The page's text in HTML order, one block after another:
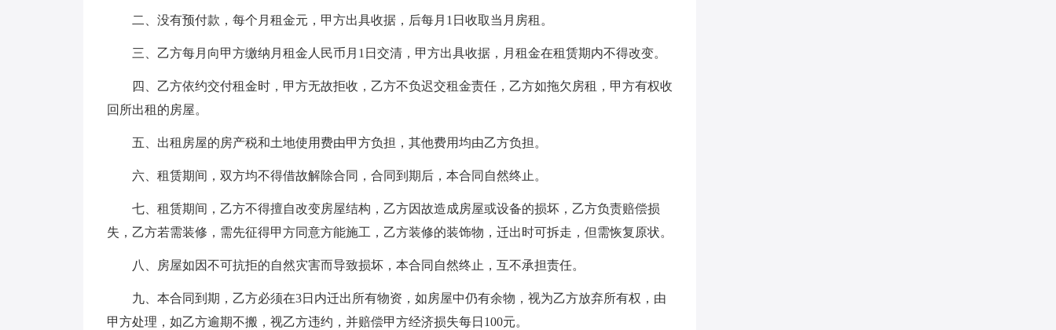
二、没有预付款，每个月租金元，甲方出具收据，后每月1日收取当月房租。
三、乙方每月向甲方缴纳月租金人民币月1日交清，甲方出具收据，月租金在租赁期内不得改变。
四、乙方依约交付租金时，甲方无故拒收，乙方不负迟交租金责任，乙方如拖欠房租，甲方有权收
回所出租的房屋。
五、出租房屋的房产税和土地使用费由甲方负担，其他费用均由乙方负担。
六、租赁期间，双方均不得借故解除合同，合同到期后，本合同自然终止。
七、租赁期间，乙方不得擅自改变房屋结构，乙方因故造成房屋或设备的损坏，乙方负责赔偿损
失，乙方若需装修，需先征得甲方同意方能施工，乙方装修的装饰物，迁出时可拆走，但需恢复原状。
八、房屋如因不可抗拒的自然灾害而导致损坏，本合同自然终止，互不承担责任。
九、本合同到期，乙方必须在3日内迁出所有物资，如房屋中仍有余物，视为乙方放弃所有权，由
甲方处理，如乙方逾期不搬，视乙方违约，并赔偿甲方经济损失每日100元。